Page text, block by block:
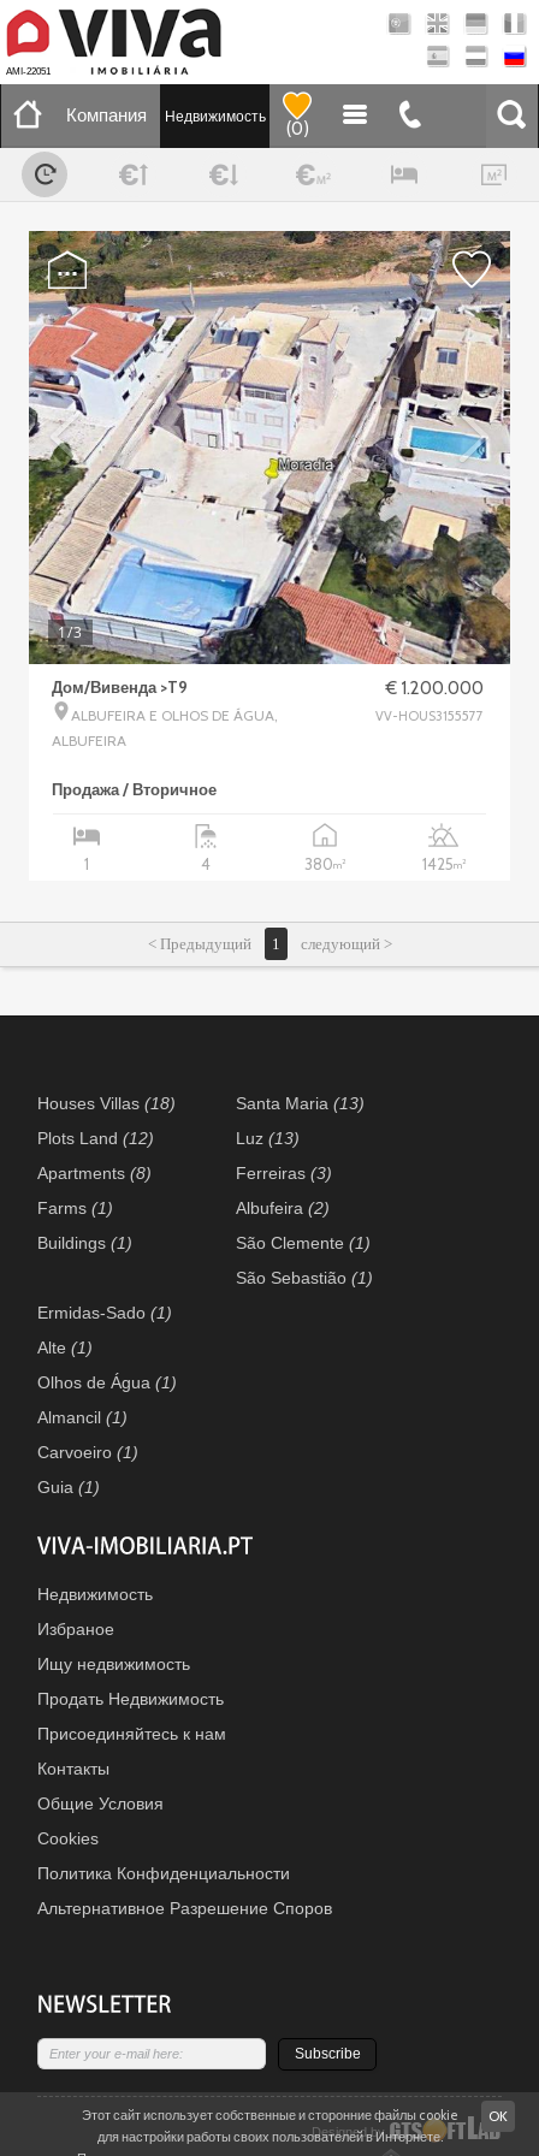
AMI-22051
Компания Недвижимость
(0)
1/3
Дом/Вивенда >T9
ALBUFEIRA E OLHOS DE ÁGUA,
ALBUFEIRA
€ 1.200.000
VV-HOUS3155577
Продажа / Вторичное
1 4 380m2 1425m2
< Предыдущий 1 следующий >
Houses Villas(18)
Plots Land(12)
Apartments(8)
Farms(1)
Buildings(1)
Santa Maria(13)
Luz(13)
Ferreiras(3)
Albufeira(2)
São Clemente(1)
São Sebastião(1)
Ermidas-Sado(1)
Alte(1)
Olhos de Água(1)
Almancil(1)
Carvoeiro(1)
Guia(1)
Недвижимость
Избраное
Ищу недвижимость
Продать Недвижимость
Присоединяйтесь к нам
Контакты
Общие Условия
Cookies
Политика Конфиденциальности
Альтернативное Разрешение Споров
Subscribe
Designed by
OK
Этот сайт использует собственные и сторонние файлы cookie
для настройки работы своих пользователей в Интернете.